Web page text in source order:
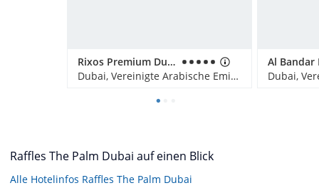
Rixos Premium Dubai JBR
Dubai, Vereinigte Arabische Emirate
Raffles The Palm Dubai auf einen Blick
Alle Hotelinfos Raffles The Palm Dubai